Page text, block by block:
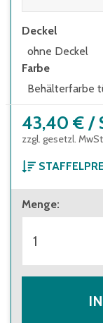
Deckel
ohne Deckel
Farbe
Behälterfarbe
43,40 € /
zzgl. gesetzl.
ab 1 Stück
43,40 €
ab 32 Stück
38,60 €
Menge: